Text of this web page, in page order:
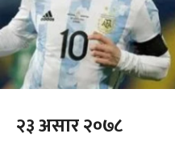
२३ असार २०७८